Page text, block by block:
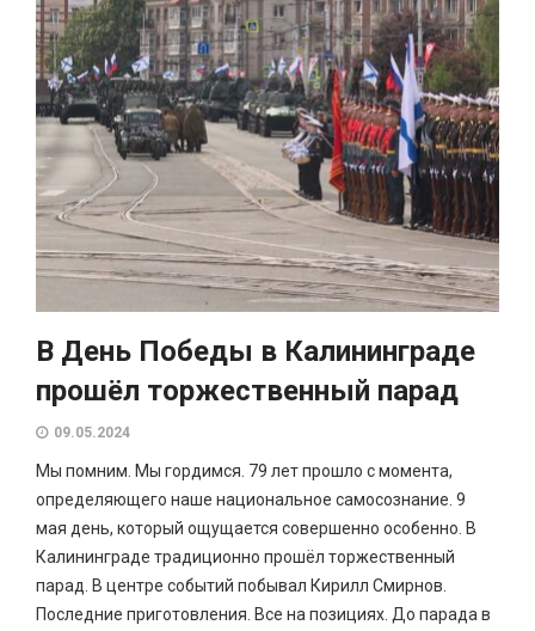
В День Победы в Калининграде
прошёл торжественный парад
09.05.2024
Мы помним. Мы гордимся. 79 лет прошло с момента,
определяющего наше национальное самосознание. 9
мая день, который ощущается совершенно особенно. В
Калининграде традиционно прошёл торжественный
парад. В центре событий побывал Кирилл Смирнов.
Последние приготовления. Все на позициях. До парада в